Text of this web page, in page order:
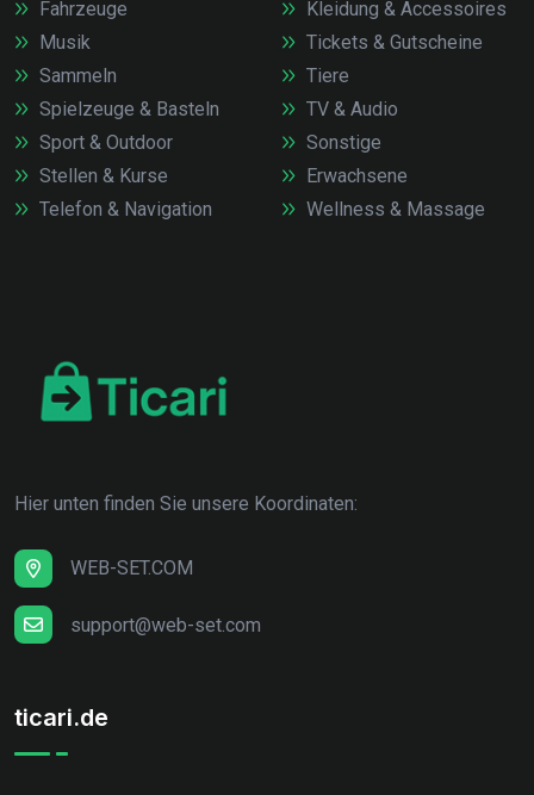
Fahrzeuge
Kleidung & Accessoires
Musik
Sammeln
Spielzeuge & Basteln
Sport & Outdoor
Stellen & Kurse
Telefon & Navigation
Tickets & Gutscheine
Tiere
TV & Audio
Sonstige
Erwachsene
Wellness & Massage
Hier unten finden Sie unsere Koordinaten:
WEB-SET.COM
support@web-set.com
ticari.de